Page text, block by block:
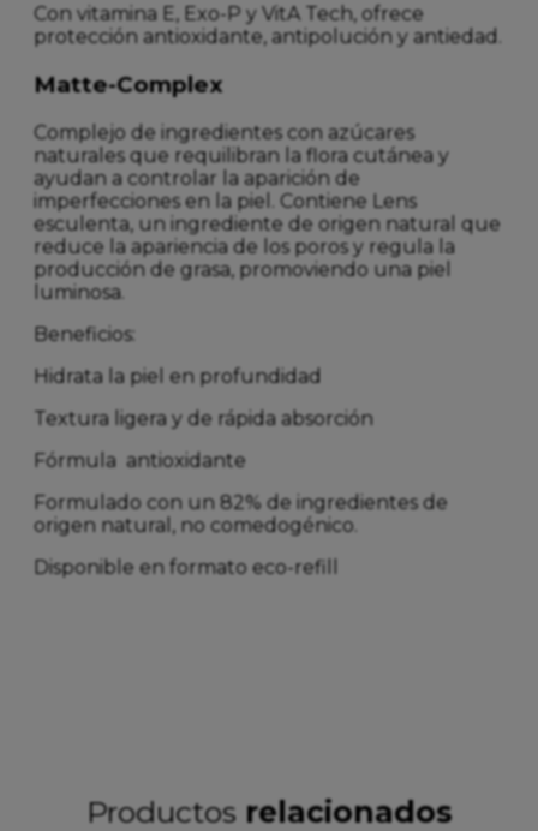
Con vitamina E, Exo-P y VitA Tech, ofrece
protección antioxidante, antipolución y antiedad.
Matte-Complex
Complejo de ingredientes con azúcares
naturales que requilibran la flora cutánea y
ayudan a controlar la aparición de
imperfecciones en la piel. Contiene Lens
esculenta, un ingrediente de origen natural que
reduce la apariencia de los poros y regula la
producción de grasa, promoviendo una piel
luminosa.
Beneficios:
Hidrata la piel en profundidad
Textura ligera y de rápida absorción
Fórmula antioxidante
Formulado con un 82% de ingredientes de
origen natural, no comedogénico.
Disponible en formato eco-refill
Productos relacionados